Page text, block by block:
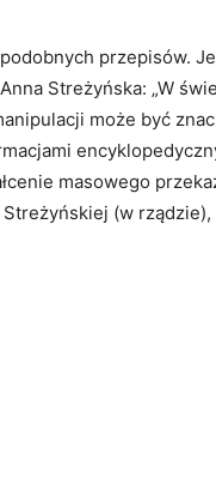
przepisów.
Streżyńska: „W
może być
masowego
(w